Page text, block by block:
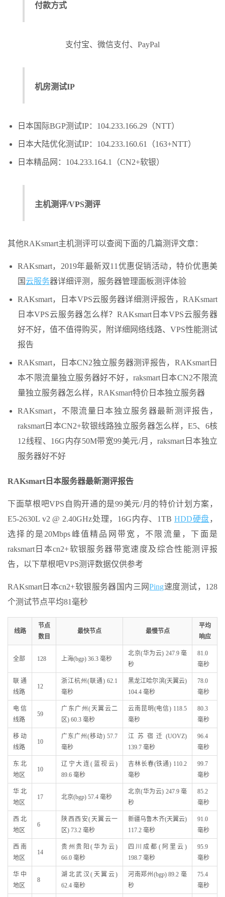
付款方式
支付宝、微信支付、PayPal
机房测试IP
日本国际BGP测试IP：104.233.166.29（NTT）
日本大陆优化测试IP：104.233.160.61（163+NTT）
日本精品网：104.233.164.1（CN2+软银）
主机测评/VPS测评
其他RAKsmart主机测评可以查阅下面的几篇测评文章：
RAKsmart，2019年最新双11优惠促销活动，特价优惠美
国 云服务器详细评测，服务器管理面板测评体验
RAKsmart，日本VPS云服务器详细测评报告，RAKsmart
日本VPS云服务器怎么样？RAKsmart日本VPS云服务器
好不好，值不值得购买，附详细网络线路、VPS性能测试
报告
RAKsmart，日本CN2独立服务器测评报告，RAKsmart日
本不限流量独立服务器好不好，raksmart日本CN2不限流
量独立服务器怎么样，RAKsmart特价日本独立服务器
RAKsmart，不限流量日本独立服务器最新测评报告，
raksmart日本CN2+软银线路独立服务器怎么样，E5、6核
12线程、16G内存50M带宽99美元/月，raksmart日本独立
服务器好不好
RAKsmart日本服务器最新测评报告
下面草根吧VPS自购开通的是99美元/月的特价计划方案，
E5-2630L v2 @ 2.40GHz处理，16G内存、1TB HDD硬盘，
选择的是20Mbps峰值精品网带宽，不限流量，下面是
raksmart日本cn2+软银服务器带宽速度及综合性能测评报
告，以下草根吧VPS测评数据仅供参考
RAKsmart日本cn2+软银服务器国内三网Ping速度测试，128
个测试节点平均81毫秒
线路
节点
数目
最快节点 最慢节点
平均
响应
全部 128 上海(bgp) 36.3 毫秒
北京(华为云) 247.9 毫
秒
81.0
毫秒
联通
线路
12
浙江杭州(联通) 62.1
毫秒
黑龙江哈尔滨(天翼云)
104.4 毫秒
78.0
毫秒
电信
线路
59
广东广州(天翼云二
区) 60.3 毫秒
云南昆明(电信) 118.5
毫秒
80.3
毫秒
移动
线路
10
广东广州(移动) 57.7
毫秒
江苏宿迁(UOVZ)
139.7 毫秒
96.4
毫秒
东北
地区
10
辽宁大连(蓝视云)
89.6 毫秒
吉林长春(铁通) 110.2
毫秒
99.7
毫秒
华北
地区
17 北京(bgp) 57.4 毫秒
北京(华为云) 247.9 毫
秒
85.2
毫秒
西北
地区
6
陕西西安(天翼云一
区) 73.2 毫秒
新疆乌鲁木齐(天翼云)
117.2 毫秒
91.0
毫秒
西南
地区
14
贵州贵阳(华为云)
66.0 毫秒
四川成都(阿里云)
198.7 毫秒
95.9
毫秒
华中
地区
8
湖北武汉(天翼云)
62.4 毫秒
河南郑州(bgp) 89.2 毫
秒
75.4
毫秒